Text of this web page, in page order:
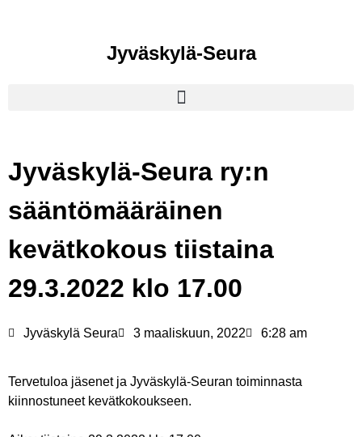
Jyväskylä-Seura
Jyväskylä-Seura ry:n
sääntömääräinen
kevätkokous tiistaina
29.3.2022 klo 17.00
Jyväskylä Seura 3 maaliskuun, 2022 6:28 am
Tervetuloa jäsenet ja Jyväskylä-Seuran toiminnasta
kiinnostuneet kevätkokoukseen.